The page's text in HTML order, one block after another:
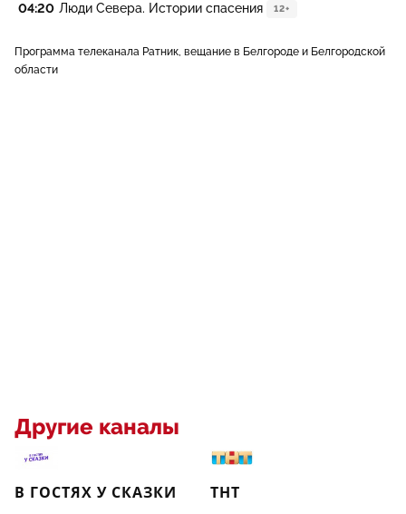
04:20 Люди Севера. Истории спасения 12+
Программа телеканала Ратник, вещание в Белгороде и Белгородской
области
Другие каналы
В ГОСТЯХ У СКАЗКИ ТНТ